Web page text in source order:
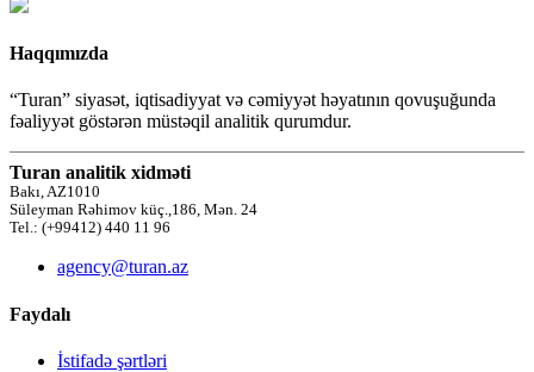
Haqqımızda
“Turan” siyasət, iqtisadiyyat və cəmiyyət həyatının qovuşuğunda
fəaliyyət göstərən müstəqil analitik qurumdur.
Turan analitik xidməti
Bakı, AZ1010
Süleyman Rəhimov küç.,186, Mən. 24
Tel.: (+99412) 440 11 96
agency@turan.az
Faydalı
İstifadə şərtləri